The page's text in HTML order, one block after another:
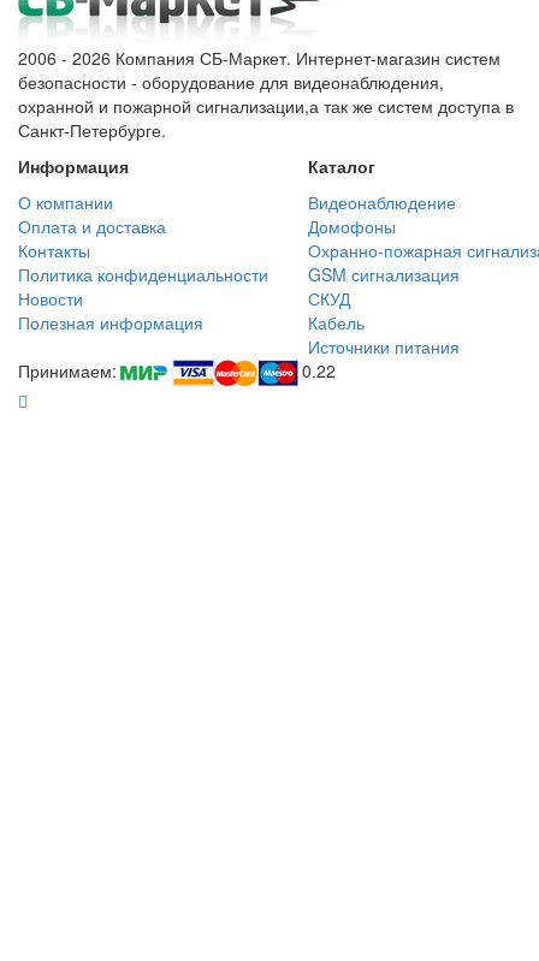
2006 - 2026 Компания СБ-Маркет. Интернет-магазин систем
безопасности - оборудование для видеонаблюдения,
охранной и пожарной сигнализации,а так же систем доступа в
Санкт-Петербурге.
Информация
Каталог
О компании
Видеонаблюдение
Оплата и доставка
Домофоны
Контакты
Охранно-пожарная
Политика конфиденциальности
GSM сигнализация
Новости
СКУД
Полезная информация
Кабель
Источники питания
Принимаем:
0.22